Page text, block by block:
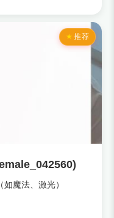
推荐
魔法、激光）